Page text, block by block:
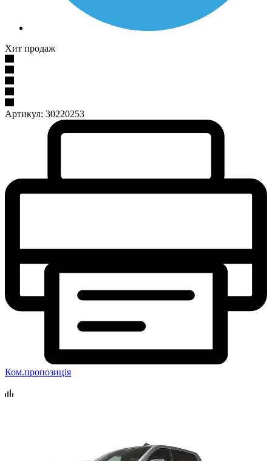
Хит продаж
Артикул: 30220253
Ком.пропозиція